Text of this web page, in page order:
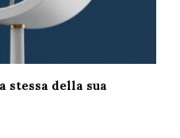
stessa della sua